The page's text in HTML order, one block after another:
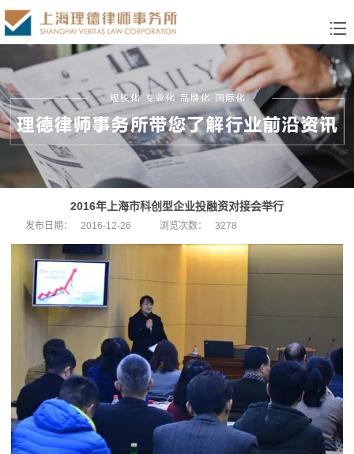
2016年上海市科创型企业投融资对接会举行
发布日期： 2016-12-26 浏览次数： 3278